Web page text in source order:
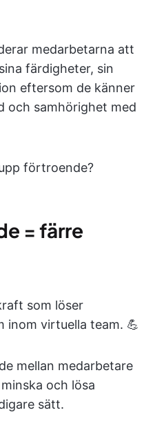
medarbetarna att
färdigheter, sin
eftersom de känner
och samhörighet med
förtroende?
= färre
som löser
inom virtuella team. 💪
mellan medarbetare
och lösa
sätt.